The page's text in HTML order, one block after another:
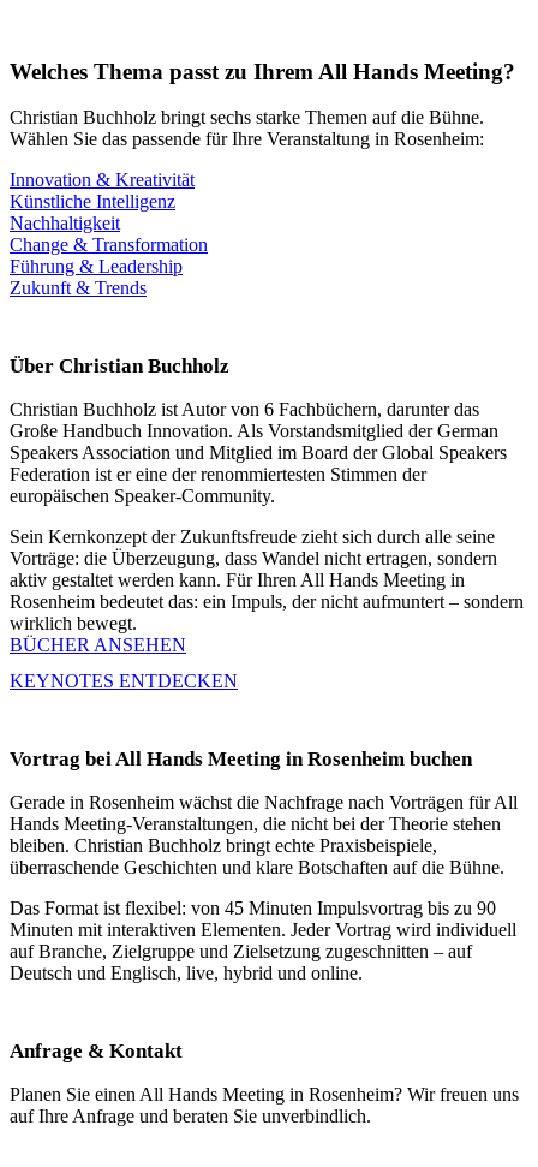
Welches Thema passt zu Ihrem All Hands Meeting?
Christian Buchholz bringt sechs starke Themen auf die Bühne.
Wählen Sie das passende für Ihre Veranstaltung in Rosenheim:
Innovation & Kreativität
Künstliche Intelligenz
Nachhaltigkeit
Change & Transformation
Führung & Leadership
Zukunft & Trends
Über Christian Buchholz
Christian Buchholz ist Autor von 6 Fachbüchern, darunter das
Große Handbuch Innovation. Als Vorstandsmitglied der German
Speakers Association und Mitglied im Board der Global Speakers
Federation ist er eine der renommiertesten Stimmen der
europäischen Speaker-Community.
Sein Kernkonzept der Zukunftsfreude zieht sich durch alle seine
Vorträge: die Überzeugung, dass Wandel nicht ertragen, sondern
aktiv gestaltet werden kann. Für Ihren All Hands Meeting in
Rosenheim bedeutet das: ein Impuls, der nicht aufmuntert – sondern
wirklich bewegt.
BÜCHER ANSEHEN
KEYNOTES ENTDECKEN
Vortrag bei All Hands Meeting in Rosenheim buchen
Gerade in Rosenheim wächst die Nachfrage nach Vorträgen für All
Hands Meeting-Veranstaltungen, die nicht bei der Theorie stehen
bleiben. Christian Buchholz bringt echte Praxisbeispiele,
überraschende Geschichten und klare Botschaften auf die Bühne.
Das Format ist flexibel: von 45 Minuten Impulsvortrag bis zu 90
Minuten mit interaktiven Elementen. Jeder Vortrag wird individuell
auf Branche, Zielgruppe und Zielsetzung zugeschnitten – auf
Deutsch und Englisch, live, hybrid und online.
Anfrage & Kontakt
Planen Sie einen All Hands Meeting in Rosenheim? Wir freuen uns
auf Ihre Anfrage und beraten Sie unverbindlich.